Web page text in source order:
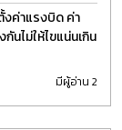
งค่าแรงบิด ค่า
ไม่ให้ไขแน่นเกิน
มีผู้อ่าน 2